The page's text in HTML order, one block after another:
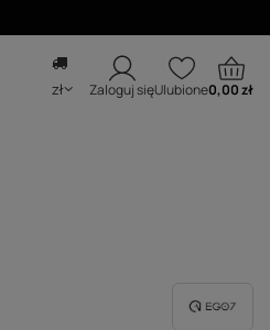
zł Zaloguj sięUlubione0,00 zł